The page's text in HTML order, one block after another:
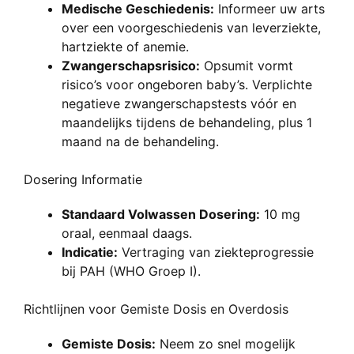
Medische Geschiedenis: Informeer uw arts
over een voorgeschiedenis van leverziekte,
hartziekte of anemie.
Zwangerschapsrisico: Opsumit vormt
risico’s voor ongeboren baby’s. Verplichte
negatieve zwangerschapstests vóór en
maandelijks tijdens de behandeling, plus 1
maand na de behandeling.
Dosering Informatie
Standaard Volwassen Dosering: 10 mg
oraal, eenmaal daags.
Indicatie: Vertraging van ziekteprogressie
bij PAH (WHO Groep I).
Richtlijnen voor Gemiste Dosis en Overdosis
Gemiste Dosis: Neem zo snel mogelijk